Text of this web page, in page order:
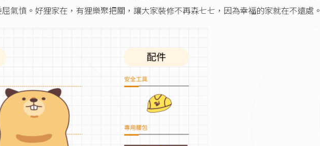
氣憤。好狸家在，有狸樂聚把關，讓大家裝修不再森七七，因為幸福的家就在不遠處。